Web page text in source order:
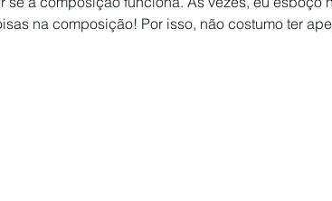
na composição! Por isso, não costumo ter